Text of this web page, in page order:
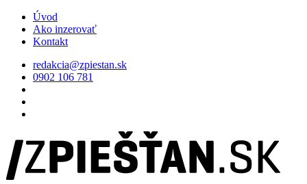
Úvod
Ako inzerovať
Kontakt
redakcia@zpiestan.sk
0902 106 781